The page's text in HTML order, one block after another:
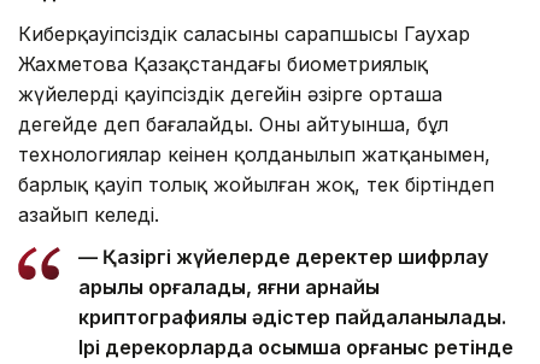
Киберқауіпсіздік саласының сарапшысы Гаухар
Жахметова Қазақстандағы биометриялық
жүйелердің қауіпсіздік деңгейін әзірге орташа
деңгейде деп бағалайды. Оның айтуынша, бұл
технологиялар кеңінен қолданылып жатқанымен,
барлық қауіп толық жойылған жоқ, тек біртіндеп
азайып келеді.
— Қазіргі жүйелерде деректер шифрлау
арқылы қорғалады, яғни арнайы
криптографиялық әдістер пайдаланылады.
Ірі дерекқорларда қосымша қорғаныс ретінде